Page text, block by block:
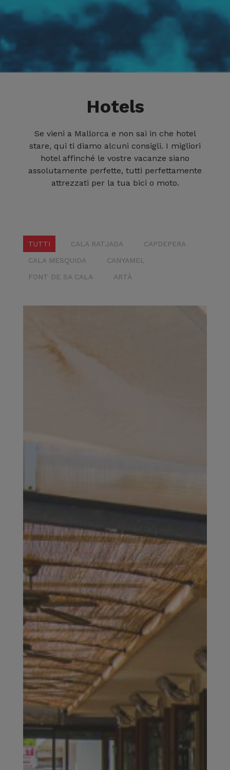
Hotels
Se vieni a Mallorca e non sai in che hotel
stare, qui ti diamo alcuni consigli. I migliori
hotel affinché le vostre vacanze siano
assolutamente perfette, tutti perfettamente
attrezzati per la tua bici o moto.
TUTTI CALA RATJADA
CAPDEPERA
CALA MESQUIDA
CANYAMEL
FONT DE SA CALA
ARTÀ